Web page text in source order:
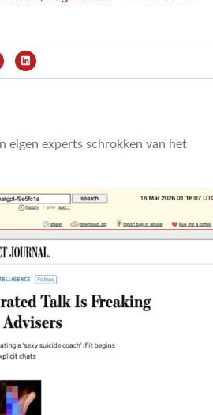
eigen experts schrokken van het